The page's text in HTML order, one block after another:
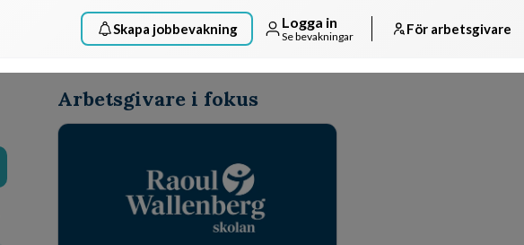
Skapa jobbevakning Logga in
Se bevakningar För arbetsgivare
Arbetsgivare i fokus